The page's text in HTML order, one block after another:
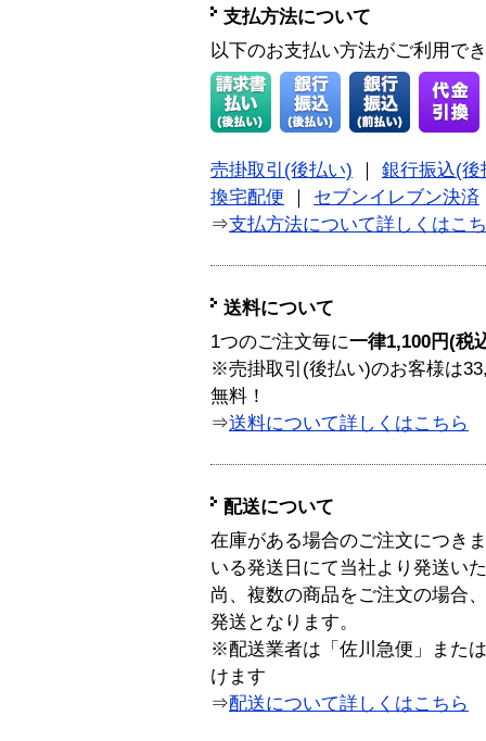
支払方法について
以下のお支払い方法がご利用で
売掛取引(後払い)
銀行振込(後
換宅配便
セブンイレブン決済
⇒支払方法について詳しくはこ
送料について
1つのご注文毎に一律1,100円(税
※売掛取引(後払い)のお客様は
無料！
⇒送料について詳しくはこちら
配送について
在庫がある場合のご注文につき
いる発送日にて当社より発送い
尚、複数の商品をご注文の場合
発送となります。
※配送業者は「佐川急便」また
けます
⇒配送について詳しくはこちら